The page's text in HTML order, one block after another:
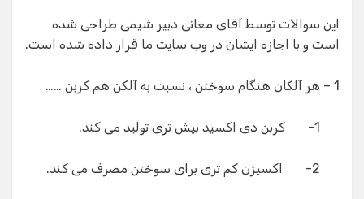
این سوالات توسط آقای معانی دبیر شیمی طراحی شده
است و با اجازه ایشان در وب سایت ما قرار داده شده است.
1 – هر آلکان هنگام سوختن ، نسبت به آلکن هم کربن ……